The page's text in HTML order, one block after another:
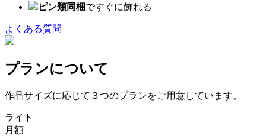
ピン類同梱ですぐに飾れる
よくある質問
プランについて
作品サイズに応じて３つのプランをご用意しています。
ライト
月額